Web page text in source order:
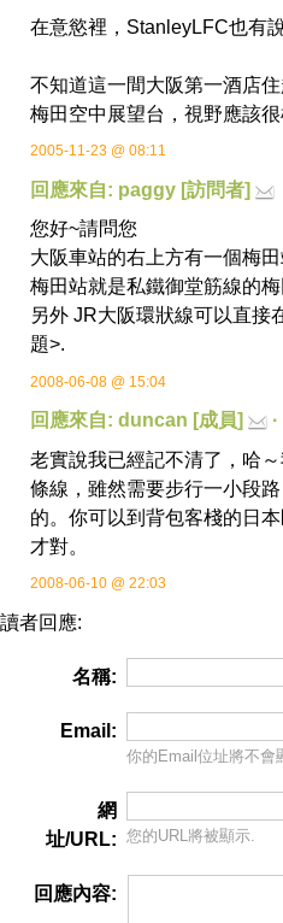
在意慾裡，StanleyLFC也有
不知道這一間大阪第一酒店
梅田空中展望台，視野應該很
2005-11-23 @ 08:11
回應來自: paggy [訪問者]
您好~請問您
大阪車站的右上方有一個梅
梅田站就是私鐵御堂筋線的
另外 JR大阪環狀線可以直接
題>.
2008-06-08 @ 15:04
回應來自: duncan [成員] ·
老實說我已經記不清了，哈
條線，雖然需要步行一小段
的。你可以到背包客棧的日
才對。
2008-06-10 @ 22:03
讀者回應:
名稱:
Email:
你的Email位址將不會
網
址/URL: 您的URL將被顯示.
回應內容: